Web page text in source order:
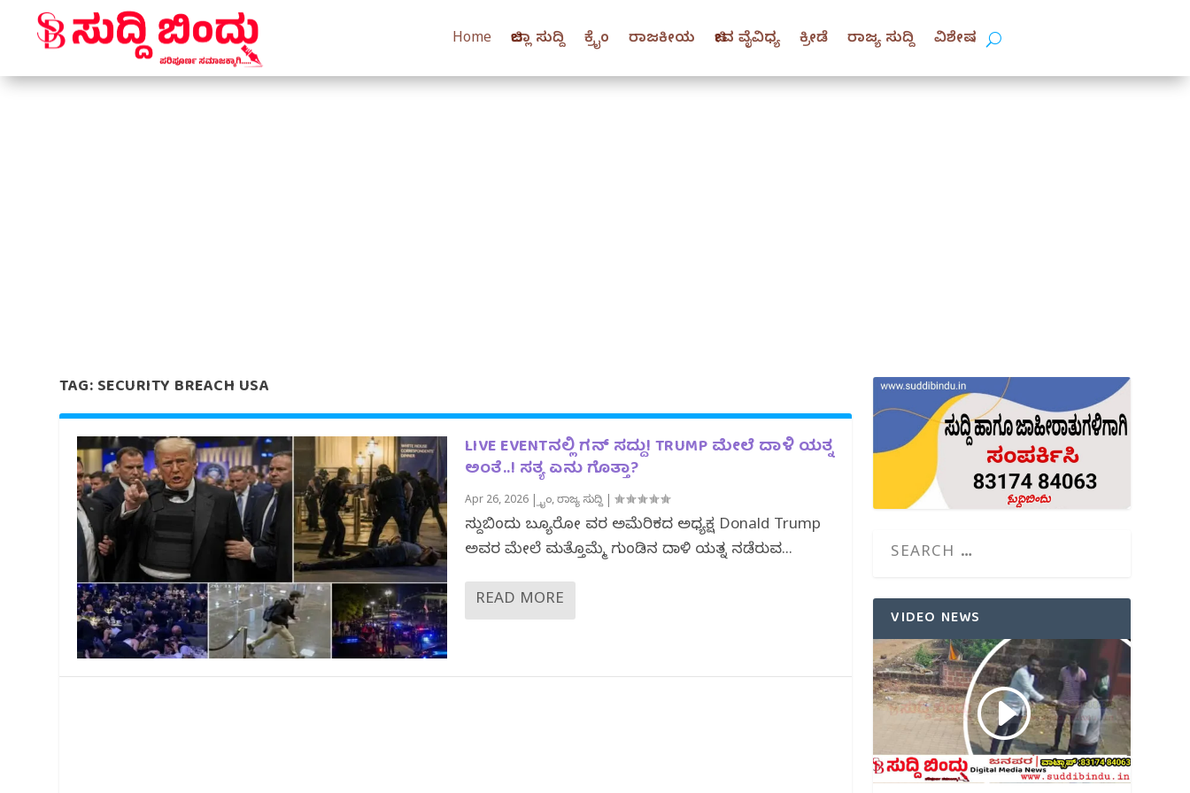
Home ಜಿಲ್ಲಾ ಸುದ್ದಿ ಕ್ರೈಂ ರಾಜಕೀಯ ಜೀವ ವೈವಿಧ್ಯ ಕ್ರೀಡೆ ರಾಜ್ಯ ಸುದ್ದಿ ವಿಶೇಷ
TAG:SECURITY BREACH USA
LIVE EVENTನಲ್ಲಿ ಗನ್ ಸದ್ದು! TRUMP ಮೇಲೆ ದಾಳಿ ಯತ್ನ
ಅಂತೆ..! ಸತ್ಯ ಏನು ಗೊತ್ತಾ?
Apr 26, 2026|ಕ್ರೈಂ,ರಾಜ್ಯ ಸುದ್ದಿ|
ಸುದ್ದಿಬಿಂದು ಬ್ಯೂರೋ ವರದಿ ಅಮೆರಿಕದ ಅಧ್ಯಕ್ಷ Donald Trump
ಅವರ ಮೇಲೆ ಮತ್ತೊಮ್ಮೆ ಗುಂಡಿನ ದಾಳಿ ಯತ್ನ ನಡೆದಿರುವ...
READ MORE
VIDEO NEWS